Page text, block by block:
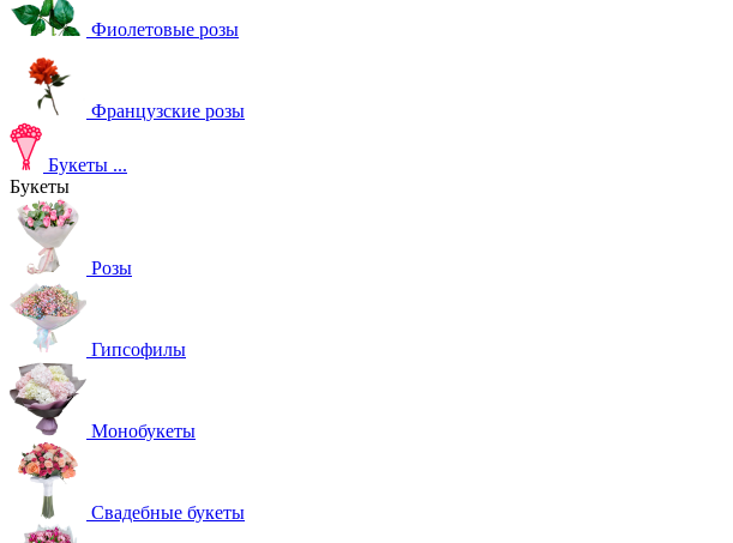
Фиолетовые розы
Французские розы
Букеты ...
Букеты
Розы
Гипсофилы
Монобукеты
Свадебные букеты